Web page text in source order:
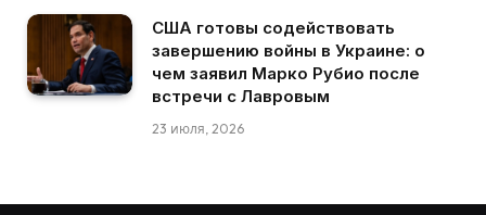
США готовы содействовать
завершению войны в Украине: о
чем заявил Марко Рубио после
встречи с Лавровым
23 июля, 2026